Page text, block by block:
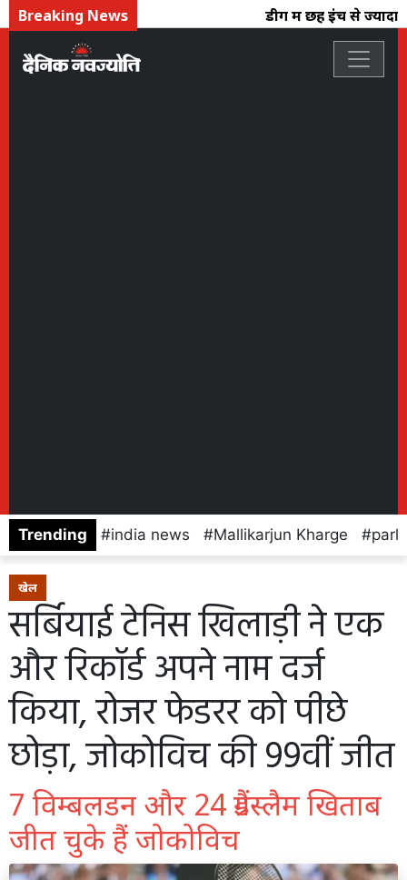
Breaking News डीग में छह इंच से ज्यादा
Trending india news Mallikarjun Kharge
खेल
सर्बियाई टेनिस खिलाड़ी ने एक
और रिकॉर्ड अपने नाम दर्ज
किया, रोजर फेडरर को पीछे
छोड़ा, जोकोविच की 99वीं जीत
7 विम्बलडन और 24 ग्रैंडस्लैम खिताब
जीत चुके हैं जोकोविच